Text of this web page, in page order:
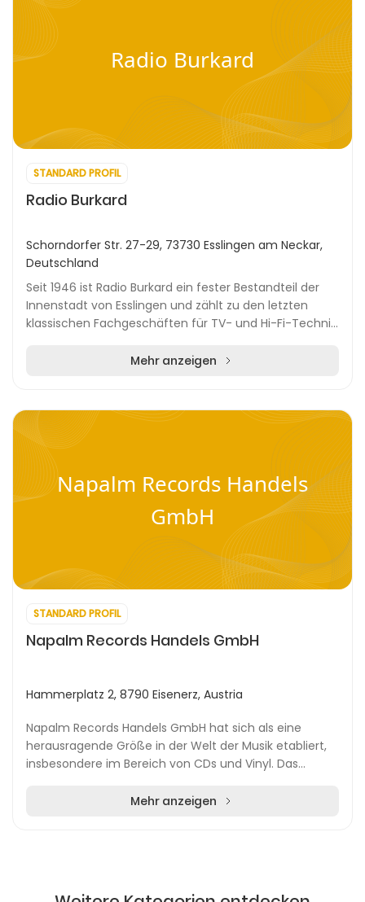
Radio Burkard
STANDARD PROFIL
Radio Burkard
Schorndorfer Str. 27-29, 73730 Esslingen am Neckar,
Deutschland
Seit 1946 ist Radio Burkard ein fester Bestandteil der
Innenstadt von Esslingen und zählt zu den letzten
klassischen Fachgeschäften für TV- und Hi-Fi-Technik
Mehr anzeigen
Napalm Records Handels
GmbH
STANDARD PROFIL
Napalm Records Handels GmbH
Hammerplatz 2, 8790 Eisenerz, Austria
Napalm Records Handels GmbH hat sich als eine
herausragende Größe in der Welt der Musik etabliert,
insbesondere im Bereich von CDs und Vinyl. Das
Mehr anzeigen